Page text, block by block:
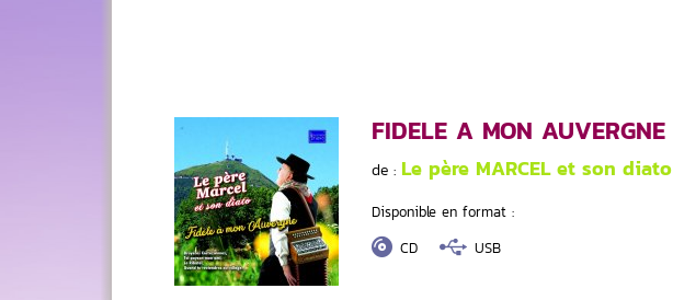
FIDELE A MON AUVERGNE
de : Le père MARCEL et son diato
Disponible en format :
CD
USB